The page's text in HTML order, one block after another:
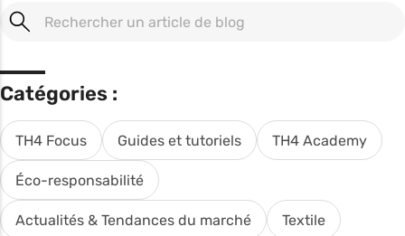
Catégories :
TH4 Focus Guides et tutoriels TH4 Academy
Éco-responsabilité
Actualités & Tendances du marché Textile